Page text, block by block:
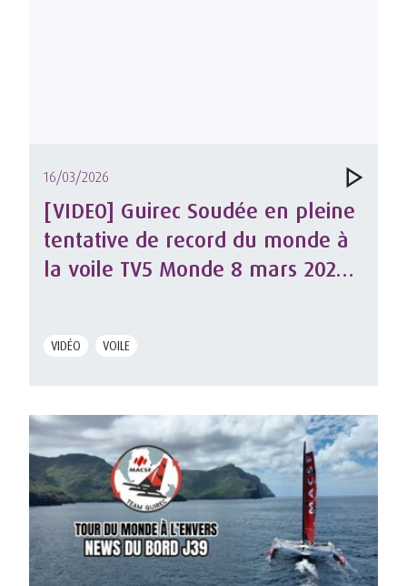
16/03/2026
[VIDEO] Guirec Soudée en pleine
tentative de record du monde à
la voile TV5 Monde 8 mars 2026
VIDÉO VOILE